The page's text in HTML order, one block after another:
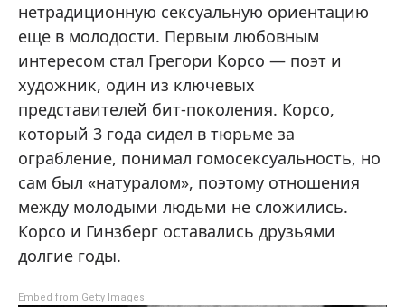
нетрадиционную сексуальную ориентацию
еще в молодости. Первым любовным
интересом стал Грегори Корсо — поэт и
художник, один из ключевых
представителей бит-поколения. Корсо,
который 3 года сидел в тюрьме за
ограбление, понимал гомосексуальность, но
сам был «натуралом», поэтому отношения
между молодыми людьми не сложились.
Корсо и Гинзберг оставались друзьями
долгие годы.
Embed from Getty Images